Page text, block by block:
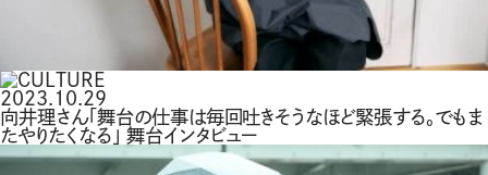
2023.10.29
向井理さん「舞台の仕事は毎回吐きそうなほど緊張する。でもま
たやりたくなる」 舞台インタビュー